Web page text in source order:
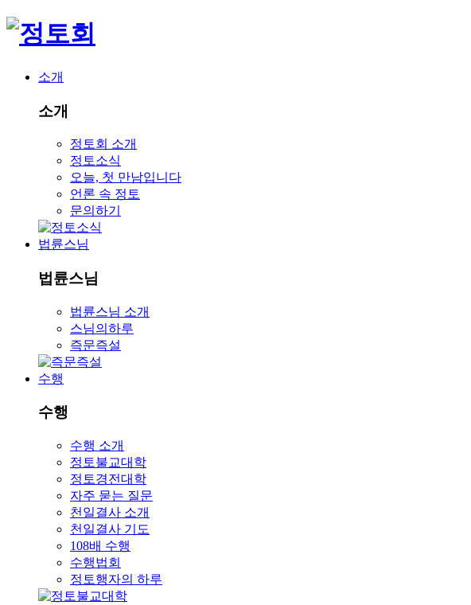
소개
소개
정토회 소개
정토소식
오늘, 첫 만남입니다
언론 속 정토
문의하기
법륜스님
법륜스님
법륜스님 소개
스님의하루
즉문즉설
수행
수행
수행 소개
정토불교대학
정토경전대학
자주 묻는 질문
천일결사 소개
천일결사 기도
108배 수행
수행법회
정토행자의 하루